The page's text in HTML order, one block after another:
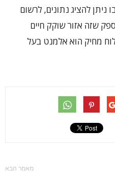
ניתן להציג נתונים, לרשום
שזה אזור שוקק חיים
לוח מחיק הוא אלמנט בעל
מאמר הבא